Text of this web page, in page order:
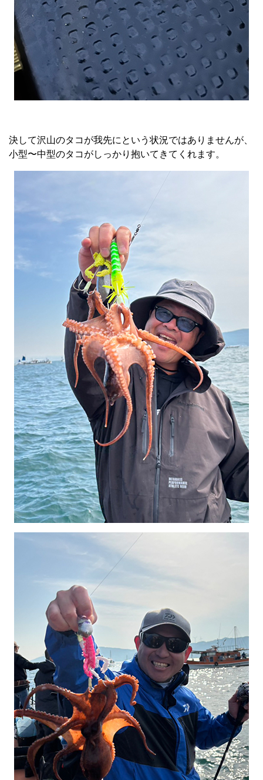
決して沢山のタコが我先にという状況ではありませんが、
小型〜中型のタコがしっかり抱いてきてくれます。